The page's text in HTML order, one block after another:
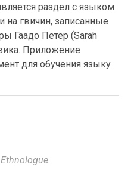
раздел с языком
на гвичин, записанные
Гаадо Петер (Sarah
Приложение
для обучения языку